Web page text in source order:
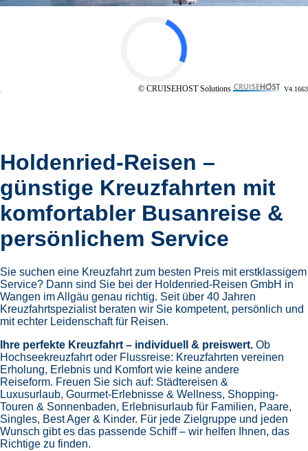
© CRUISEHOST Solutions V4.1663
Holdenried-Reisen –
günstige Kreuzfahrten mit
komfortabler Busanreise &
persönlichem Service
Sie suchen eine Kreuzfahrt zum besten Preis mit erstklassigem
Service? Dann sind Sie bei der Holdenried-Reisen GmbH in
Wangen im Allgäu genau richtig. Seit über 40 Jahren
Kreuzfahrtspezialist beraten wir Sie kompetent, persönlich und
mit echter Leidenschaft für Reisen.
Ihre perfekte Kreuzfahrt – individuell & preiswert. Ob
Hochseekreuzfahrt oder Flussreise: Kreuzfahrten vereinen
Erholung, Erlebnis und Komfort wie keine andere
Reiseform. Freuen Sie sich auf: Städtereisen &
Luxusurlaub, Gourmet-Erlebnisse & Wellness, Shopping-
Touren & Sonnenbaden, Erlebnisurlaub für Familien, Paare,
Singles, Best Ager & Kinder. Für jede Zielgruppe und jeden
Wunsch gibt es das passende Schiff – wir helfen Ihnen, das
Richtige zu finden.